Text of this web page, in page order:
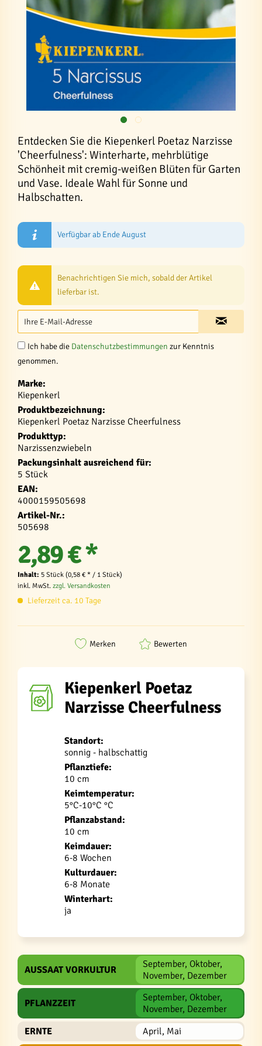
Entdecken Sie die Kiepenkerl Poetaz Narzisse
'Cheerfulness': Winterharte, mehrblütige
Schönheit mit cremig-weißen Blüten für Garten
und Vase. Ideale Wahl für Sonne und
Halbschatten.
Verfügbar ab Ende August
Benachrichtigen Sie mich, sobald der Artikel
lieferbar ist.
Ich habe die Datenschutzbestimmungen zur Kenntnis
genommen.
Marke:
Kiepenkerl
Produktbezeichnung:
Kiepenkerl Poetaz Narzisse Cheerfulness
Produkttyp:
Narzissenzwiebeln
Packungsinhalt ausreichend für:
5 Stück
EAN:
4000159505698
Artikel-Nr.:
505698
2,89 € *
Inhalt: 5 Stück (0,58 € * / 1 Stück)
inkl. MwSt. zzgl. Versandkosten
Lieferzeit ca. 10 Tage
Merken Bewerten
Kiepenkerl Poetaz
Narzisse Cheerfulness
Standort:
sonnig - halbschattig
Pflanztiefe:
10 cm
Keimtemperatur:
5°C-10°C °C
Pflanzabstand:
10 cm
Keimdauer:
6-8 Wochen
Kulturdauer:
6-8 Monate
Winterhart:
ja
AUSSAAT VORKULTUR
September, Oktober,
November, Dezember
PFLANZZEIT
September, Oktober,
November, Dezember
ERNTE
April, Mai